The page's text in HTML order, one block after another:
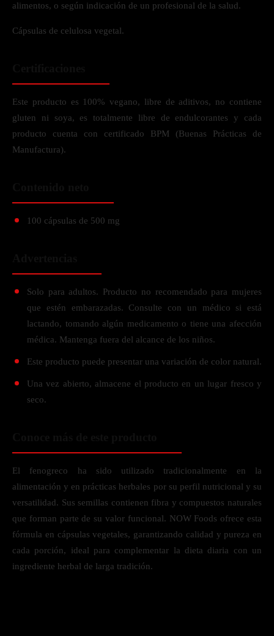
alimentos, o según indicación de un profesional de la salud.
Cápsulas de celulosa vegetal.
Este producto es 100% vegano, libre de aditivos, no contiene
gluten ni soya, es totalmente libre de endulcorantes y cada
producto cuenta con certificado BPM (Buenas Prácticas de
Manufactura).
100 cápsulas de 500 mg
Solo para adultos. Producto no recomendado para mujeres
que estén embarazadas. Consulte con un médico si está
lactando, tomando algún medicamento o tiene una afección
médica. Mantenga fuera del alcance de los niños.
Este producto puede presentar una variación de color natural.
Una vez abierto, almacene el producto en un lugar fresco y
seco.
El fenogreco ha sido utilizado tradicionalmente en la
alimentación y en prácticas herbales por su perfil nutricional y su
versatilidad. Sus semillas contienen fibra y compuestos naturales
que forman parte de su valor funcional. NOW Foods ofrece esta
fórmula en cápsulas vegetales, garantizando calidad y pureza en
cada porción, ideal para complementar la dieta diaria con un
ingrediente herbal de larga tradición.